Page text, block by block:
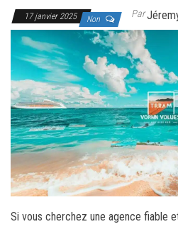
17 janvier 2025 Non Par
Si vous cherchez une agence fiable